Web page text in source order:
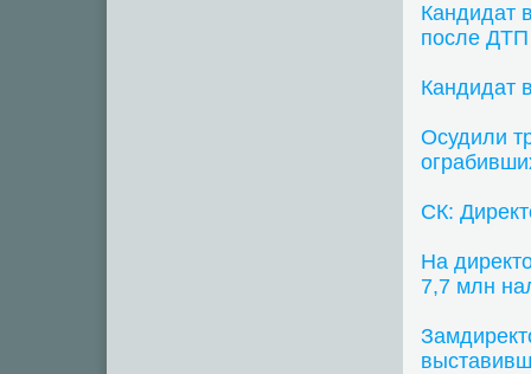
Кандидат
после ДТП
Кандидат
Осудили
СК:
На
7,7 млн